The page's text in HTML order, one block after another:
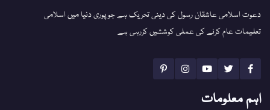
دعوت اسلامی عاشقان رسول کی دینی تحریک ہے جو پوری دنیا میں اسلامی
تعلیمات عام کرنے کی عملی کوششیں کررہی ہے
اہم معلومات